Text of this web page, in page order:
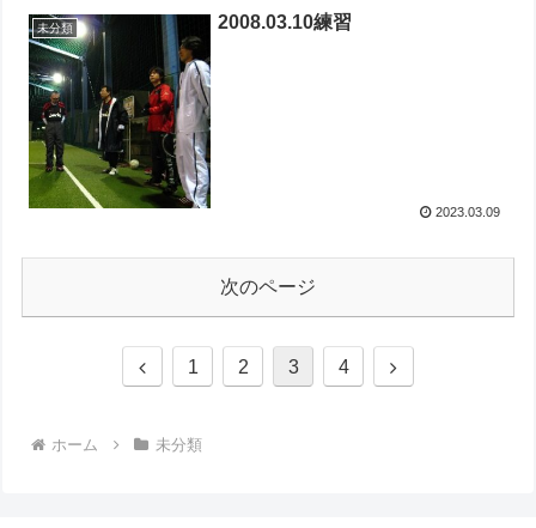
未分類 2008.03.10練習
2023.03.09
次のページ
1 2 3 4
ホーム 未分類